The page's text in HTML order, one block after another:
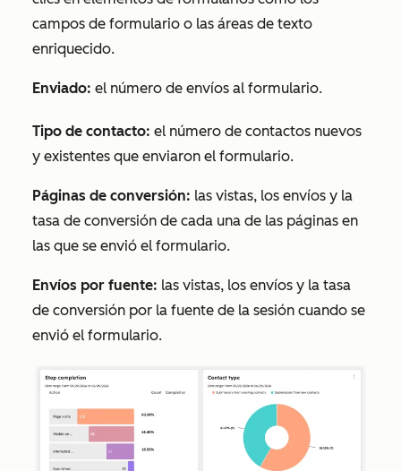
campos de formulario o las áreas de texto
enriquecido.
Enviado: el número de envíos al formulario.
Tipo de contacto: el número de contactos nuevos
y existentes que enviaron el formulario.
Páginas de conversión: las vistas, los envíos y la
tasa de conversión de cada una de las páginas en
las que se envió el formulario.
Envíos por fuente: las vistas, los envíos y la tasa
de conversión por la fuente de la sesión cuando se
envió el formulario.